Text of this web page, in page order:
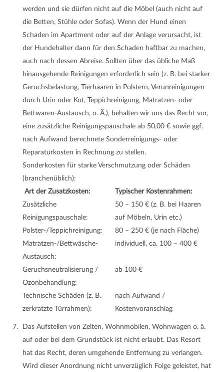
werden und sie dürfen nicht auf die Möbel (auch nicht auf
die Betten, Stühle oder Sofas). Wenn der Hund einen
Schaden im Apartment oder auf der Anlage verursacht, ist
der Hundehalter dann für den Schaden haftbar zu machen,
auch nach dessen Abreise. Sollten über das übliche Maß
hinausgehende Reinigungen erforderlich sein (z. B. bei starker
Geruchsbelastung, Tierhaaren in Polstern, Verunreinigungen
durch Urin oder Kot, Teppichreinigung, Matratzen- oder
Bettwaren-Austausch, o. Ä.), behalten wir uns das Recht vor,
eine zusätzliche Reinigungspauschale ab 50,00 € sowie ggf.
nach Aufwand berechnete Sonderreinigungs- oder
Reparaturkosten in Rechnung zu stellen.
Sonderkosten für starke Verschmutzung oder Schäden
(branchenüblich):
Art der Zusatzkosten:
Typischer Kostenrahmen:
Zusätzliche
Reinigungspauschale:
50 – 150 € (z. B. bei Haaren
auf Möbeln, Urin etc.)
Polster-/Teppichreinigung:
80 – 250 € (je nach Fläche)
Matratzen-/Bettwäsche-
Austausch:
individuell, ca. 100 – 400 €
Geruchsneutralisierung /
Ozonbehandlung:
ab 100 €
Technische Schäden (z. B.
zerkratzte Türrahmen):
nach Aufwand /
Kostenvoranschlag
Das Aufstellen von Zelten, Wohnmobilen, Wohnwagen o. ä.
auf oder bei dem Grundstück ist nicht erlaubt. Das Resort
hat das Recht, deren umgehende Entfernung zu verlangen.
Wird dieser Anordnung nicht unverzüglich Folge geleistet, hat